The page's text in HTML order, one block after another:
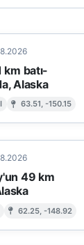
batı-
Alaska
I 63.51, -150.15
49 km
62.25, -148.92